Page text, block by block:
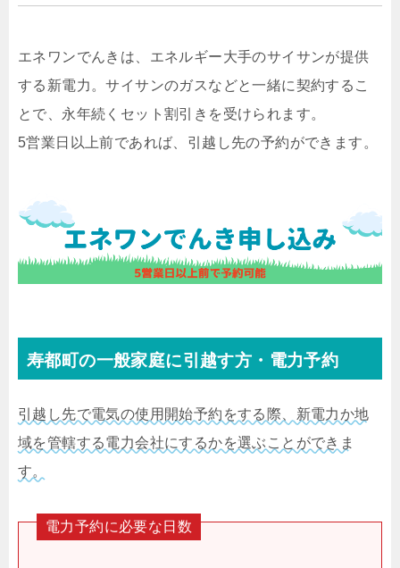
エネワンでんきは、エネルギー大手のサイサンが提供
する新電力。サイサンのガスなどと一緒に契約するこ
とで、永年続くセット割引きを受けられます。
5営業日以上前であれば、引越し先の予約ができます。
寿都町の一般家庭に引越す方・電力予約
引越し先で電気の使用開始予約をする際、新電力か地
域を管轄する電力会社にするかを選ぶことができま
す。
電力予約に必要な日数